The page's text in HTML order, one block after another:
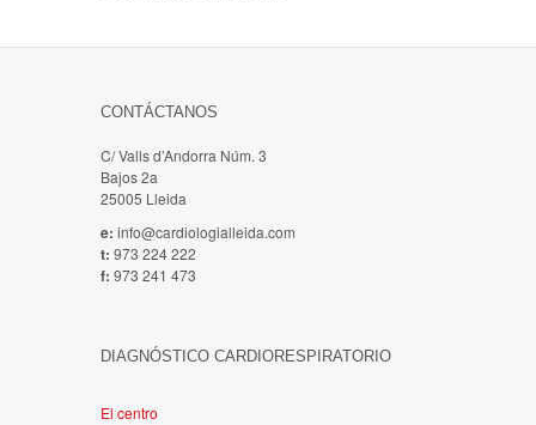
CONTÁCTANOS
C/ Valls d’Andorra Núm. 3
Bajos 2a
25005 Lleida
e: info@cardiologialleida.com
t: 973 224 222
f: 973 241 473
DIAGNÓSTICO CARDIORESPIRATORIO
El centro